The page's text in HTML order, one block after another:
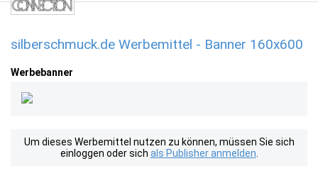
silberschmuck.de Werbemittel - Banner 160x600
Werbebanner
Um dieses Werbemittel nutzen zu können, müssen Sie sich
einloggen oder sich als Publisher anmelden